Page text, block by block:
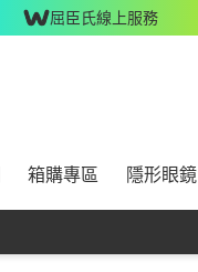
屈臣氏線上服務
箱購專區 隱形眼鏡